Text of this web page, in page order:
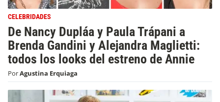
CELEBRIDADES
De Nancy Dupláa y Paula Trápani a
Brenda Gandini y Alejandra Maglietti:
todos los looks del estreno de Annie
PorAgustina Erquiaga